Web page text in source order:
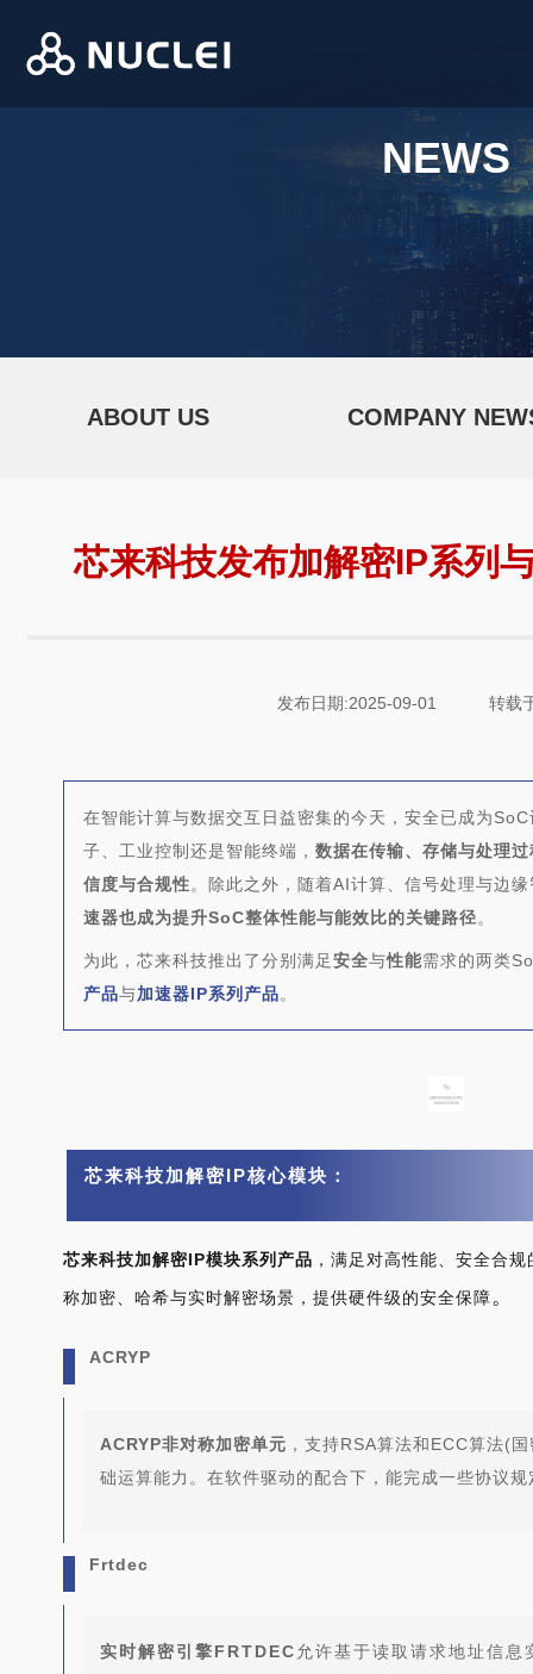
NEWS
ABOUT US COMPANY
芯来科技发布加解密IP系列
发布日期:2025-09-01 转载
在智能计算与数据交互日益密集的今天，安全已成为
子、工业控制还是智能终端， 数据在传输、存储与处理
信度与合规性。除此之外，随着AI计算、信号处理与边
速器也成为提升SoC整体性能与能效比的关键路径。
为此，芯来科技推出了分别满足安全与性能需求的两类
产品与加速器IP系列产品。
芯来科技加解密IP核心模块：
芯来科技加解密IP模块系列产品 ， 满足对高性能、安全合
称加密、哈希与实时解密场景，提供硬件级的安全保障。
ACRYP
ACRYP非对称加密单元 ，支持RSA算法和ECC算法(
础运算能力。在软件驱动的配合下，能完成一些协议规
Frtdec
实时解密引擎FRTDEC 允许基于读取请求地址信